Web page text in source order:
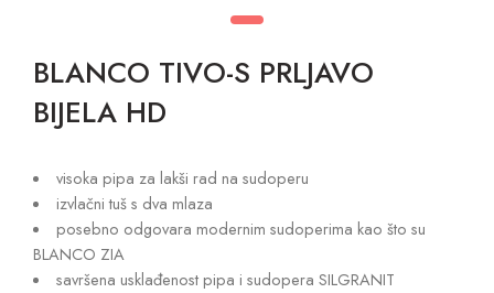
BLANCO TIVO-S PRLJAVO
BIJELA HD
visoka pipa za lakši rad na sudoperu
izvlačni tuš s dva mlaza
posebno odgovara modernim sudoperima kao što su
BLANCO ZIA
savršena usklađenost pipa i sudopera SILGRANIT